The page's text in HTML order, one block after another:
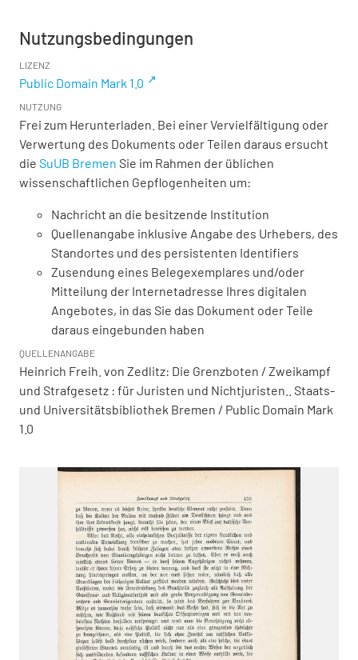
Nutzungsbedingungen
LIZENZ
Public Domain Mark 1.0
NUTZUNG
Frei zum Herunterladen. Bei einer Vervielfältigung oder
Verwertung des Dokuments oder Teilen daraus ersucht
die SuUB Bremen Sie im Rahmen der üblichen
wissenschaftlichen Gepflogenheiten um:
Nachricht an die besitzende Institution
Quellenangabe inklusive Angabe des Urhebers, des
Standortes und des persistenten Identifiers
Zusendung eines Belegexemplares und/oder
Mitteilung der Internetadresse Ihres digitalen
Angebotes, in das Sie das Dokument oder Teile
daraus eingebunden haben
QUELLENANGABE
Heinrich Freih. von Zedlitz: Die Grenzboten / Zweikampf
und Strafgesetz : für Juristen und Nichtjuristen.. Staats-
und Universitätsbibliothek Bremen / Public Domain Mark
1.0